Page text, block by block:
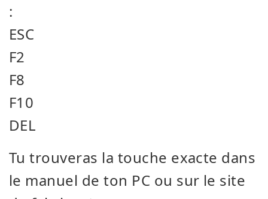
:
ESC
F2
F8
F10
DEL
Tu trouveras la touche exacte dans
le manuel de ton PC ou sur le site